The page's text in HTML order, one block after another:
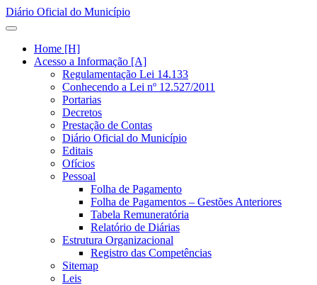
Diário Oficial do Município
Home [H]
Acesso a Informação [A]
Regulamentação Lei 14.133
Conhecendo a Lei nº 12.527/2011
Portarias
Decretos
Prestação de Contas
Diário Oficial do Município
Editais
Ofícios
Pessoal
Folha de Pagamento
Folha de Pagamentos – Gestões Anteriores
Tabela Remuneratória
Relatório de Diárias
Estrutura Organizacional
Registro das Competências
Sitemap
Leis